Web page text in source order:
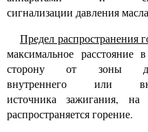
сигнализации давления
Предел распространения
максимальное расстояние
сторону от зоны
внутреннего или
источника зажигания, на
распространяется горение.